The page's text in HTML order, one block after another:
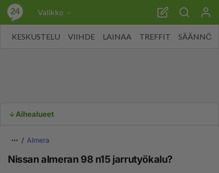
Valikko
KESKUSTELU VIIHDE LAINAA TREFFIT SÄÄNNÖT
Aihealueet
Almera
Nissan almeran 98 n15 jarrutyökalu?